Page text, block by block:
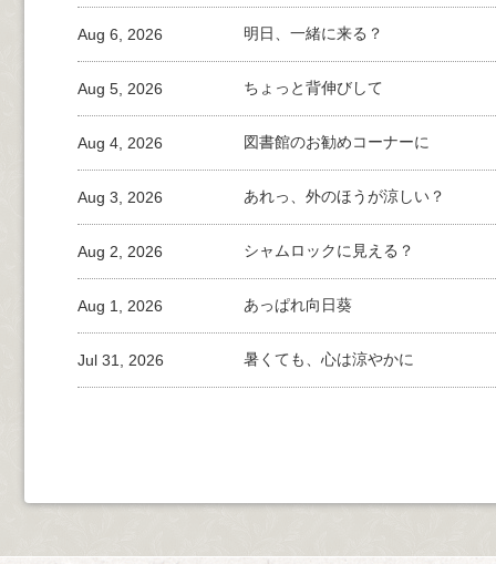
明日、一緒に来る？
Aug 6, 2026
ちょっと背伸びして
Aug 5, 2026
図書館のお勧めコーナーに
Aug 4, 2026
あれっ、外のほうが涼しい？
Aug 3, 2026
シャムロックに見える？
Aug 2, 2026
あっぱれ向日葵
Aug 1, 2026
暑くても、心は涼やかに
Jul 31, 2026